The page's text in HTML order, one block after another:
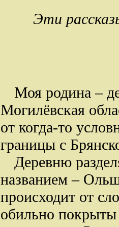
Эти
Моя родина –
Могилёвская
от когда-то
границы с
Деревню
названием –
происходит от
обильно